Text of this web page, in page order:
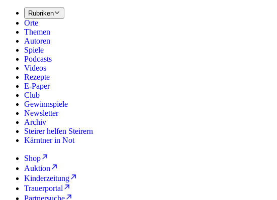
Rubriken
Orte
Themen
Autoren
Spiele
Podcasts
Videos
Rezepte
E-Paper
Club
Gewinnspiele
Newsletter
Archiv
Steirer helfen Steirern
Kärntner in Not
Shop
Auktion
Kinderzeitung
Trauerportal